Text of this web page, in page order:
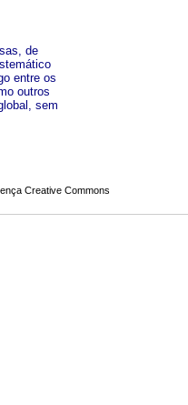
de
entre os
outros
sem
Creative Commons